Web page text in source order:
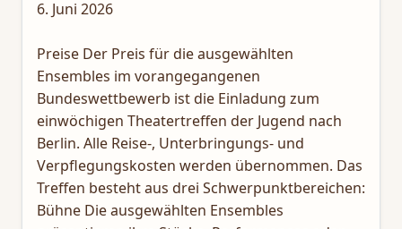
6. Juni 2026
Preise Der Preis für die ausgewählten
Ensembles im vorangegangenen
Bundeswettbewerb ist die Einladung zum
einwöchigen Theatertreffen der Jugend nach
Berlin. Alle Reise-, Unterbringungs- und
Verpflegungskosten werden übernommen. Das
Treffen besteht aus drei Schwerpunktbereichen:
Bühne Die ausgewählten Ensembles